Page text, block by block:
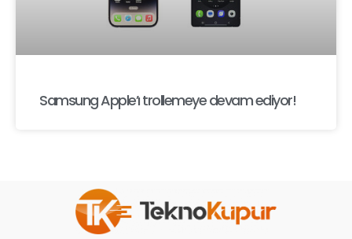
Samsung Apple’ı trollemeye devam ediyor!